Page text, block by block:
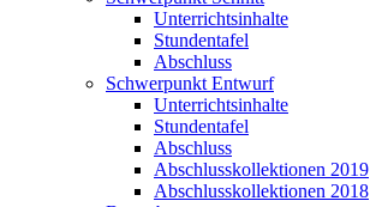
Unterrichtsinhalte
Stundentafel
Abschluss
Schwerpunkt Entwurf
Unterrichtsinhalte
Stundentafel
Abschluss
Abschlusskollektionen 2019
Abschlusskollektionen 2018